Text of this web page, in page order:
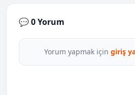
💬 0 Yorum
Yorum yapmak için giriş